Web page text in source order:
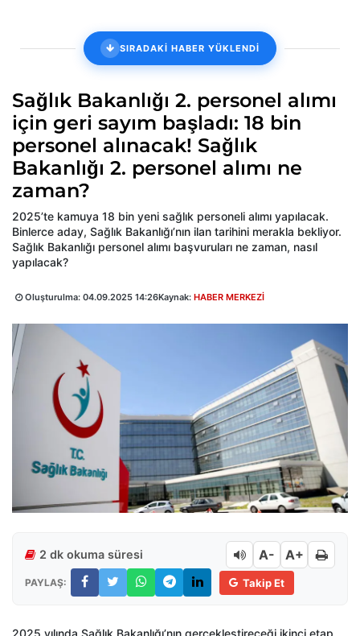
SIRADAKİ HABER YÜKLENDİ
Sağlık Bakanlığı 2. personel alımı
için geri sayım başladı: 18 bin
personel alınacak! Sağlık
Bakanlığı 2. personel alımı ne
zaman?
2025’te kamuya 18 bin yeni sağlık personeli alımı yapılacak.
Binlerce aday, Sağlık Bakanlığı’nın ilan tarihini merakla bekliyor.
Sağlık Bakanlığı personel alımı başvuruları ne zaman, nasıl
yapılacak?
Oluşturulma: 04.09.2025 14:26Kaynak: HABER MERKEZİ
2 dk okuma süresi A- A+
PAYLAŞ: Takip Et